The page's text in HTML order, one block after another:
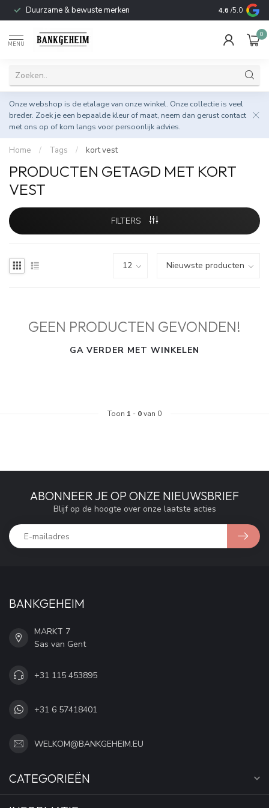
Duurzame & bewuste merken 4.6 /5.0
MENU
0
Onze webshop is de etalage van onze winkel. Onze collectie is veel
breder. Zoek je een bepaalde kleur of maat, neem dan gerust contact
met ons op of kom langs voor persoonlijk advies.
Home / Tags / kort vest
PRODUCTEN GETAGD MET KORT
VEST
FILTERS
GEEN PRODUCTEN GEVONDEN!
GA VERDER MET WINKELEN
Toon 1 - 0van 0
ABONNEER JE OP ONZE NIEUWSBRIEF
Blijf op de hoogte over onze laatste acties
BANKGEHEIM
MARKT 7
Sas van Gent
+31 115 453895
+31 6 57418401
WELKOM@BANKGEHEIM.EU
CATEGORIEËN